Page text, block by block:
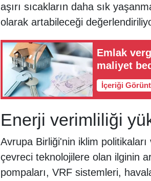
aşırı sıcakların daha sık
olarak artabileceği
Emlak
maliyet
İçeriği
Enerji verimliliği
Avrupa Birliği'nin iklim
çevreci teknolojilere olan ilginin
pompaları, VRF sistemleri,